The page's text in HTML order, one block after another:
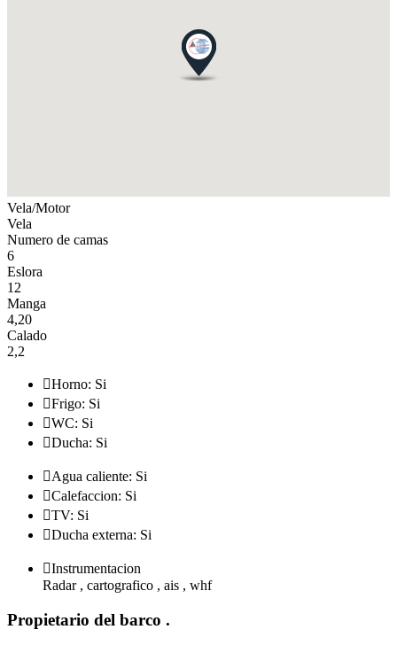
Vela/Motor
Vela
Numero de camas
6
Eslora
12
Manga
4,20
Calado
2,2
Horno: Si
Frigo: Si
WC: Si
Ducha: Si
Agua caliente: Si
Calefaccion: Si
TV: Si
Ducha externa: Si
Instrumentacion
Radar , cartografico , ais , whf
Propietario del barco .